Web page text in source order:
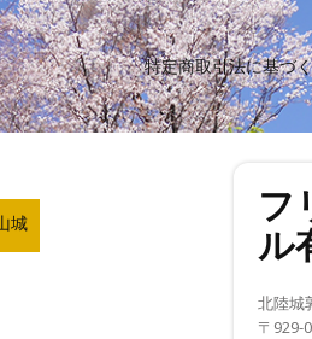
特定商取引法に基づ
城 フ
ル
北陸城
〒929-